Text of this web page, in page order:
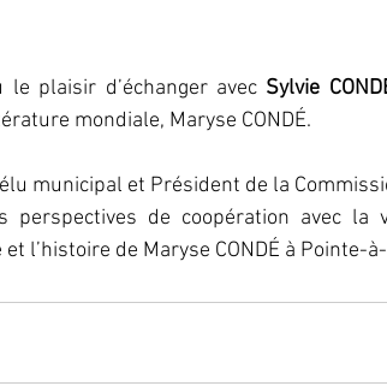
plaisir d’échanger avec Sylvie
mondiale, Maryse CONDÉ.
municipal et Président de la
de coopération avec la
l’histoire de Maryse CONDÉ à Pointe-